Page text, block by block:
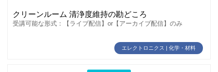
クリーンルーム 清浄度維持の勘どころ
受講可能な形式：【ライブ配信】or【アーカイブ配信】のみ
エレクトロニクス | 化学・材料